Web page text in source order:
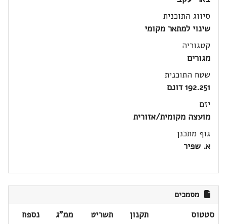
סיווג התוכנית
שינוי למתאר מקומי
קטגוריה
מגורים
שטח התוכנית
192.251 דונם
יזם
מועצה מקומית/אזורית
גוף מתכנן
א. שפיר
מסמכים
סטטוס תקנון תשריט ממ"ג
נספח